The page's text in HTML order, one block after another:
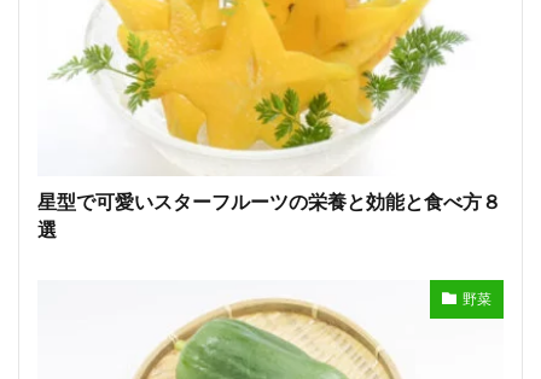
星型で可愛いスターフルーツの栄養と効能と食べ方８
選
野菜